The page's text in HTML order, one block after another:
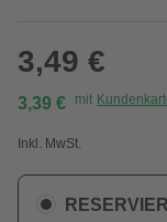
3,49 €
3,39 € mit
Inkl. MwSt.